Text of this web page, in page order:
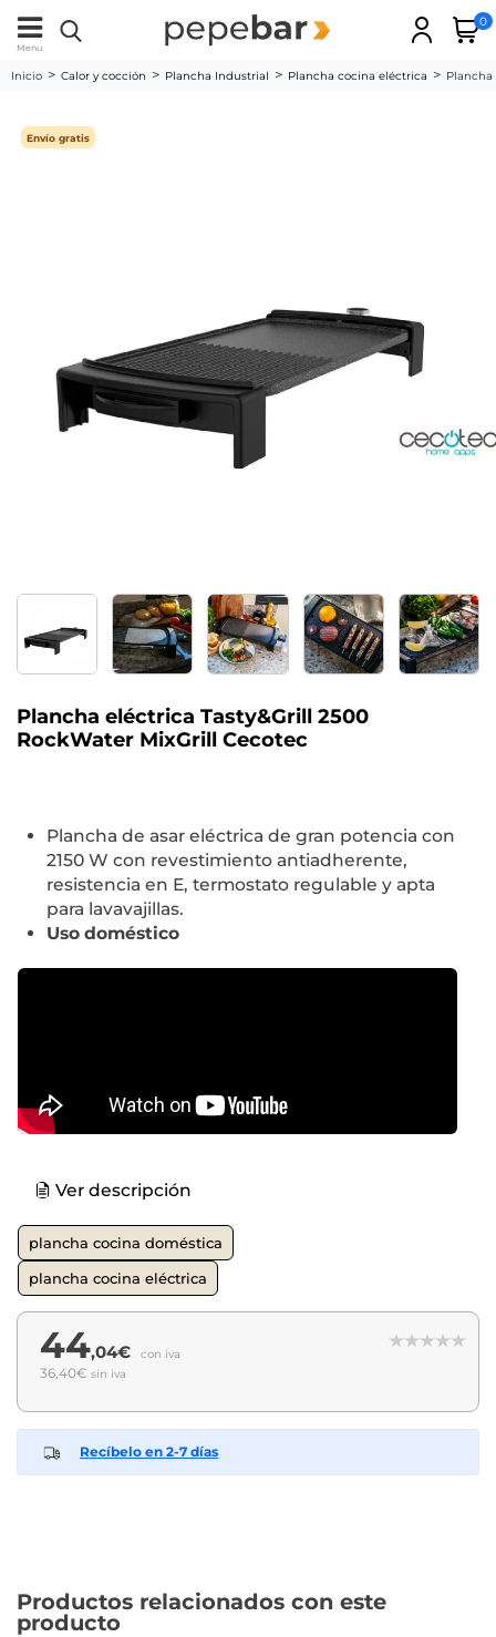
Menu
0
Inicio Calor y cocción Plancha Industrial Plancha cocina eléctrica Plancha
Envío gratis
Plancha eléctrica Tasty&Grill 2500
RockWater MixGrill Cecotec
Plancha de asar eléctrica de gran potencia con
2150 W con revestimiento antiadherente,
resistencia en E, termostato regulable y apta
para lavavajillas.
Uso doméstico
Ver descripción
plancha cocina doméstica
plancha cocina eléctrica
44,04€ con iva
36,40€ sin iva
Recíbelo en 2-7 días
Productos relacionados con este
producto